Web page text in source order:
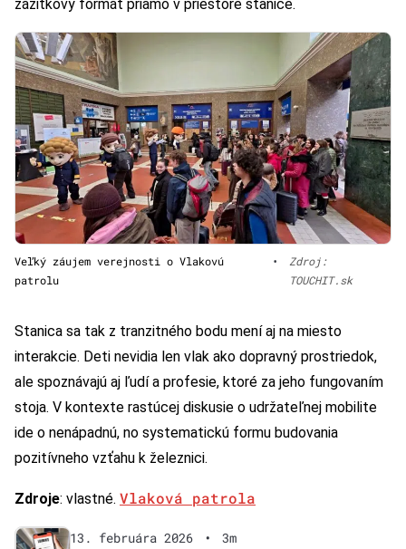
zážitkový formát priamo v priestore stanice.
Veľký záujem verejnosti o Vlakovú
patrolu
•
Zdroj:
TOUCHIT.sk
Stanica sa tak z tranzitného bodu mení aj na miesto
interakcie. Deti nevidia len vlak ako dopravný prostriedok,
ale spoznávajú aj ľudí a profesie, ktoré za jeho fungovaním
stoja. V kontexte rastúcej diskusie o udržateľnej mobilite
ide o nenápadnú, no systematickú formu budovania
pozitívneho vzťahu k železnici.
Zdroje: vlastné. Vlaková patrola
13. februára 2026 •
3m